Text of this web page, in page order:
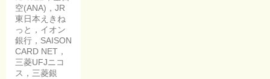
空(ANA)，JR
東日本えきね
っと，イオン
銀行，SAISON
CARD NET，
三菱UFJニコ
ス，三菱銀